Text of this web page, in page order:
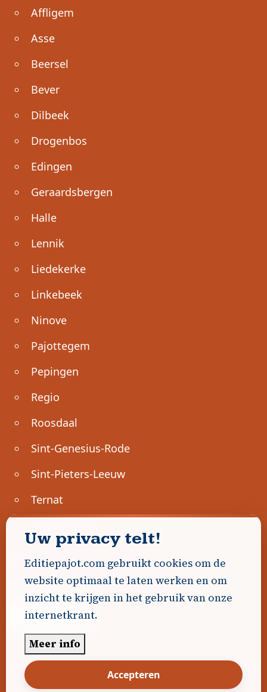
Affligem
Asse
Beersel
Bever
Dilbeek
Drogenbos
Edingen
Geraardsbergen
Halle
Lennik
Liedekerke
Linkebeek
Ninove
Pajottegem
Pepingen
Regio
Roosdaal
Sint-Genesius-Rode
Sint-Pieters-Leeuw
Ternat
Geen advertenties gevonden.
Uw advertentie hier? Contacteer ons!
Word Partner!
© 2026 Editiepajot.com
Algemene voorwaarden
|Disclaimer Privacybeleid Cookiebeleid|
Uw privacy telt!
Editiepajot.com gebruikt cookies om de
website optimaal te laten werken en om
inzicht te krijgen in het gebruik van onze
internetkrant.
Meer info
Accepteren